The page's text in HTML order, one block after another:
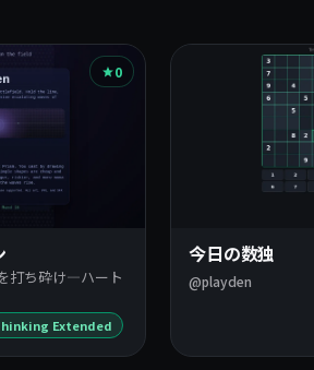
0
打ち砕け―ハート
Extended
今日の数独
@playden